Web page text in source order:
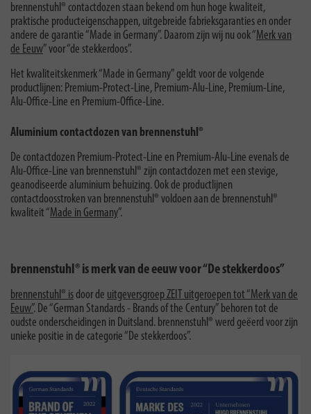
brennenstuhl® contactdozen staan bekend om hun hoge kwaliteit,
praktische producteigenschappen, uitgebreide fabrieksgaranties en onder
andere de garantie “Made in Germany”. Daarom zijn wij nu ook “Merk van
de Eeuw” voor “de stekkerdoos”.
Het kwaliteitskenmerk “Made in Germany” geldt voor de volgende
productlijnen: Premium-Protect-Line, Premium-Alu-Line, Premium-Line,
Alu-Office-Line en Premium-Office-Line.
Aluminium contactdozen van brennenstuhl®
De contactdozen Premium-Protect-Line en Premium-Alu-Line evenals de
Alu-Office-Line van brennenstuhl® zijn contactdozen met een stevige,
geanodiseerde aluminium behuizing. Ook de productlijnen
contactdoosstroken van brennenstuhl® voldoen aan de brennenstuhl®
kwaliteit “Made in Germany”.
brennenstuhl® is merk van de eeuw voor “De stekkerdoos”
brennenstuhl® isdoor de uitgeversgroep ZEIT uitgeroepen tot “Merk van de
Eeuw”. De “German Standards - Brands of the Century” behoren tot de
oudste onderscheidingen in Duitsland. brennenstuhl® werd geëerd voor zijn
unieke positie in de categorie “De stekkerdoos”.